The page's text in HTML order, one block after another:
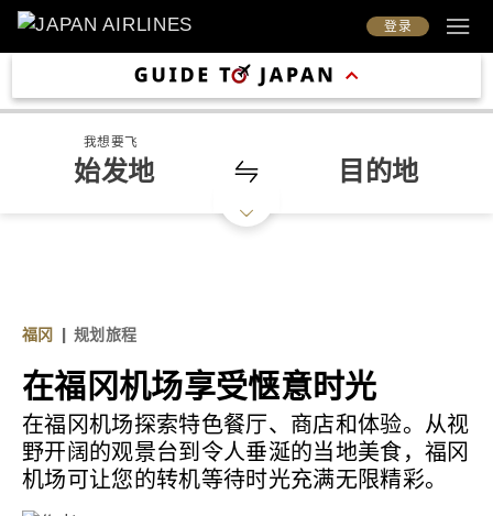
登录
我想要飞
始发地 目的地
福冈 | 规划旅程
在福冈机场享受惬意时光
在福冈机场探索特色餐厅、商店和体验。从视
野开阔的观景台到令人垂涎的当地美食，福冈
机场可让您的转机等待时光充满无限精彩。